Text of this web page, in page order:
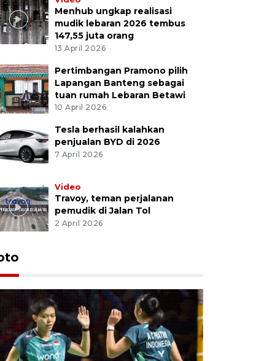
Menhub ungkap realisasi
mudik lebaran 2026 tembus
147,55 juta orang
13 April 2026
Pertimbangan Pramono pilih
Lapangan Banteng sebagai
tuan rumah Lebaran Betawi
10 April 2026
Tesla berhasil kalahkan
penjualan BYD di 2026
7 April 2026
Video
Travoy, teman perjalanan
pemudik di Jalan Tol
2 April 2026